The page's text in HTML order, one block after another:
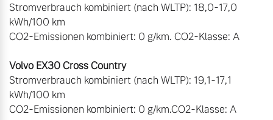
Stromverbrauch kombiniert (nach WLTP): 18,0-17,0
kWh/100 km
CO2-Emissionen kombiniert: 0 g/km. CO2-Klasse: A
Stromverbrauch kombiniert (nach WLTP): 19,1-17,1
kWh/100 km
CO2-Emissionen kombiniert: 0 g/km.CO2-Klasse: A